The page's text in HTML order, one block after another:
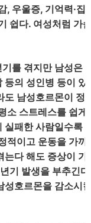
, 우울증, 기억력·집
쉽다. 여성처럼 가
를 겪지만 남성은
등의 성인병 등이 있
도 남성호르몬이 정
소 스트레스를 쉽게
실패한 사람일수록
적이고 운동을 가까
는다 해도 증상이 가
기 발생을 부추긴
성호르몬을 감소시